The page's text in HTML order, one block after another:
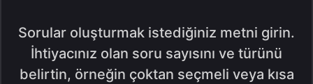
Sorular oluşturmak istediğiniz metni girin.
İhtiyacınız olan soru sayısını ve türünü
belirtin, örneğin çoktan seçmeli veya kısa